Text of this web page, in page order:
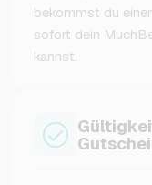
bekommst du
sofort dein
kannst.